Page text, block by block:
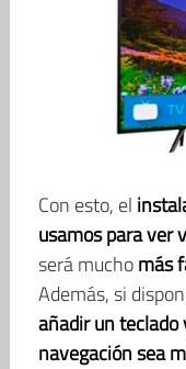
Con esto, el
usamos para ver
será muchomás
Además, si
añadir un
navegación sea